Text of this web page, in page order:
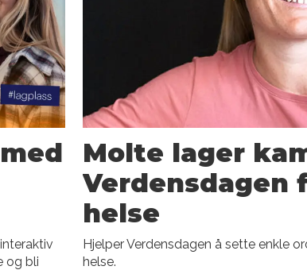
og bli
Molte lager
Verdensdagen
helse
Hjelper Verdensdagen å sette enkle
helse.